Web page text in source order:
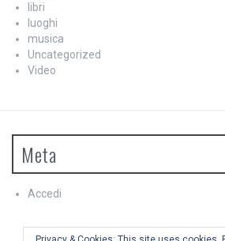
libri
luoghi
musica
Uncategorized
Video
Meta
Accedi
Feed dei commenti